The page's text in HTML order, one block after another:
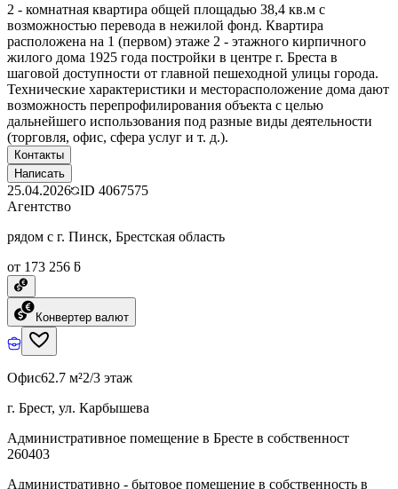
2 - комнатная квартира общей площадью 38,4 кв.м с
возможностью перевода в нежилой фонд. Квартира
расположена на 1 (первом) этаже 2 - этажного кирпичного
жилого дома 1925 года постройки в центре г. Бреста в
шаговой доступности от главной пешеходной улицы города.
Технические характеристики и месторасположение дома дают
возможность перепрофилирования объекта с целью
дальнейшего использования под разные виды деятельности
(торговля, офис, сфера услуг и т. д.).
Контакты
Написать
25.04.2026 ID 4067575
Агентство
рядом с г. Пинск, Брестская область
от 173 256 ƃ
Конвертер валют
Офис62.7 м²2/3 этаж
г. Брест, ул. Карбышева
Административное помещение в Бресте в собственност
260403
Административно - бытовое помещение в собственность в